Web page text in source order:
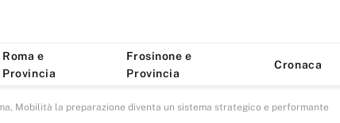
Roma e
Provincia
Frosinone e
Provincia
Cronaca
Mobilità la preparazione diventa un sistema strategico e performante